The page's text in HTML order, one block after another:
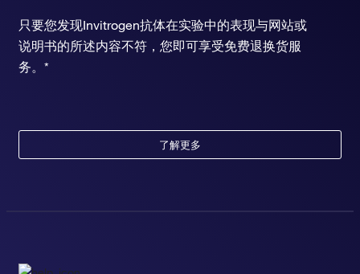
只要您发现Invitrogen抗体在实验中的表现与网站或
说明书的所述内容不符，您即可享受免费退换货服
务。*
了解更多